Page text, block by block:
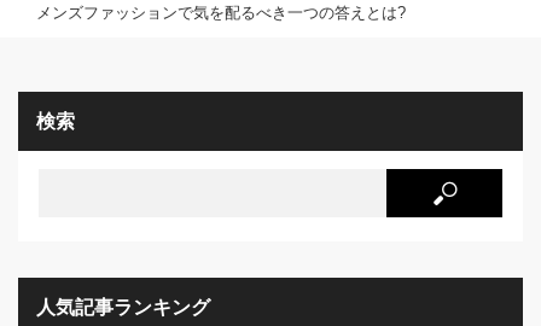
メンズファッションで気を配るべき一つの答えとは?
検索
人気記事ランキング